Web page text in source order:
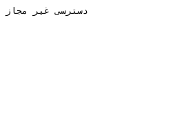
دسترسی غیر مجاز